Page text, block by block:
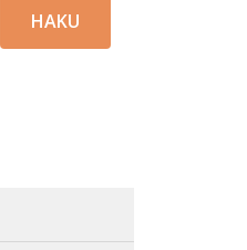
HAKU